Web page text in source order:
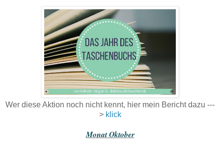
Wer diese Aktion noch nicht kennt, hier mein Bericht dazu ---
> klick
Monat Oktober